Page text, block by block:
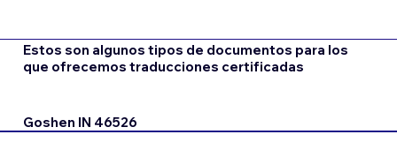
Estos son algunos tipos de documentos para los
que ofrecemos traducciones certificadas
Goshen IN 46526